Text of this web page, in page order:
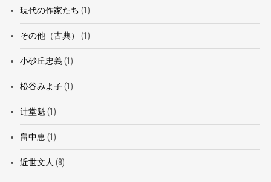
現代の作家たち (1)
その他（古典） (1)
小砂丘忠義(1)
松谷みよ子(1)
辻堂魁(1)
畠中恵(1)
近世文人 (8)